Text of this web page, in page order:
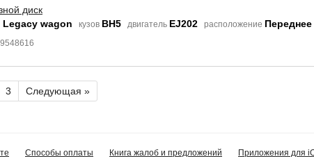
диск
Legacy wagon кузов BH5 двигатель EJ202 расположение Переднее
3 Следующая »
Способы оплаты Книга жалоб и предложений Приложения для